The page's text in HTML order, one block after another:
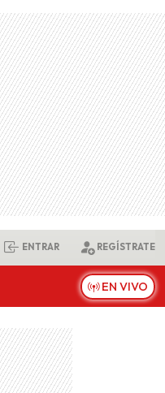
ENTRAR REGÍSTRATE
EN VIVO